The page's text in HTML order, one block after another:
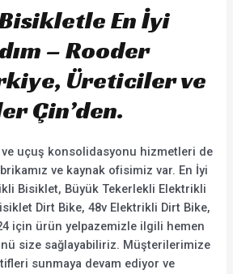
En İyi
– Rooder
Üreticiler ve
Çin’den.
uçuş konsolidasyonu hizmetleri de
ve kaynak ofisimiz var. En İyi
Bisiklet, Büyük Tekerlekli Elektrikli
Dirt Bike, 48v Elektrikli Dirt Bike,
için ürün yelpazemizle ilgili hemen
size sağlayabiliriz. Müşterilerimize
sunmaya devam ediyor ve